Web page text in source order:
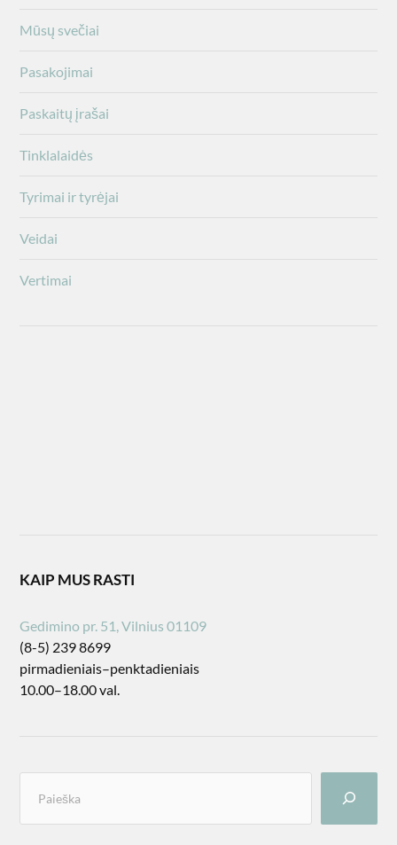
Mūsų svečiai
Pasakojimai
Paskaitų įrašai
Tinklalaidės
Tyrimai ir tyrėjai
Veidai
Vertimai
KAIP MUS RASTI
Gedimino pr. 51, Vilnius 01109
(8-5) 239 8699
pirmadieniais–penktadieniais
10.00–18.00 val.